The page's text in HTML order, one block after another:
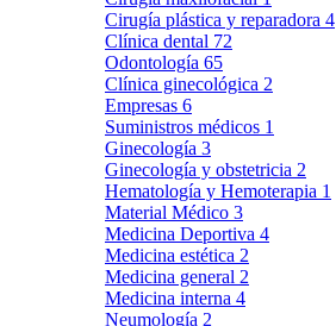
Cirugía plástica y reparadora 4
Clínica dental 72
Odontología 65
Clínica ginecológica 2
Empresas 6
Suministros médicos 1
Ginecología 3
Ginecología y obstetricia 2
Hematología y Hemoterapia 1
Material Médico 3
Medicina Deportiva 4
Medicina estética 2
Medicina general 2
Medicina interna 4
Neumología 2